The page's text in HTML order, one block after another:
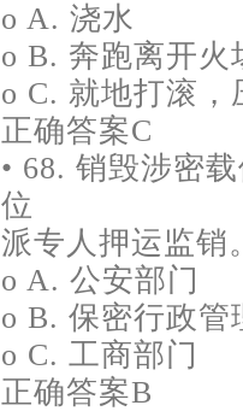
o A. 浇水
o B. 奔跑离开火
o C. 就地打滚，
正确答案C
• 68. 销毁涉密
位
派专人押运监销
o A. 公安部门
o B. 保密行政管
o C. 工商部门
正确答案B